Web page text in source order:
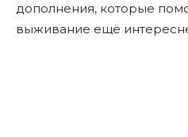
дополнения, которые
выживание ещё